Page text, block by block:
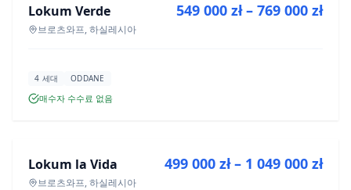
신규 분양
Lokum Verde
브로츠와프, 하실레시아
549 000 zł – 769 000 zł
4 세대 ODDANE
매수자 수수료 없음
신규 분양
Lokum la Vida
브로츠와프, 하실레시아
499 000 zł – 1 049 000 zł